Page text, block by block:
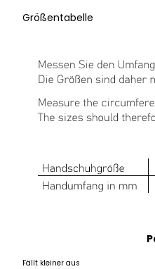
Größentabelle
Fällt kleiner aus